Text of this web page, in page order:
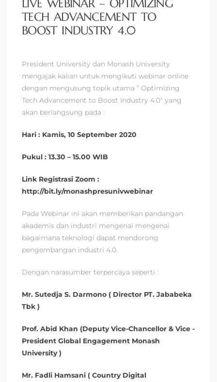
LIVE WEBINAR – OPTIMIZING
TECH ADVANCEMENT TO
BOOST INDUSTRY 4.0
President University dan Monash University
mengajak kalian untuk mengikuti webinar online
dengan mengusung topik utama ” Optimizing
Tech Advancement to Boost Industry 4.0″ yang
akan berlangsung pada :
Hari : Kamis, 10 September 2020
Pukul : 13.30 – 15.00 WIB
Link Registrasi Zoom :
http://bit.ly/monashpresunivwebinar
Pada Webinar ini akan memberikan pandangan
akademis dan industri mengenai mengenai
bagaimana teknologi dapat mendorong
pengembangan industri 4.0.
Dengan narasumber terpercaya seperti :
Mr. Sutedja S. Darmono ( Director PT. Jababeka
Tbk )
Prof. Abid Khan (Deputy Vice-Chancellor & Vice -
President Global Engagement Monash
University )
Mr. Fadli Hamsani ( Country Digital